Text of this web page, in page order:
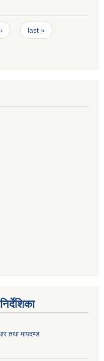
last »
तथा मापदण्ड